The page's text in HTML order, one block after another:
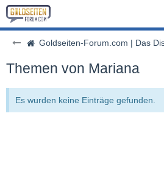
Goldseiten-Forum.com | Das
Themen von Mariana
Es wurden keine Einträge gefunden.